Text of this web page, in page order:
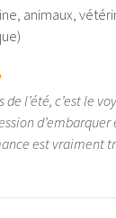
animaux,
de l’été, c’est le
d’embarquer
est vraiment